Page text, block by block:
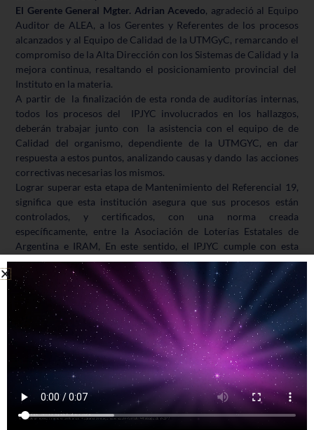
El Gerente General Mgter. Adrian Acevedo, agradeció al Equipo
Auditor de ALEA, a los Gerentes y Referentes de los procesos
alcanzados y al Equipo de Calidad de la UTMGyC, remarcando el
compromiso de la Alta Dirección con los Sistemas de Calidad y la
mejora continua, resaltando el posicionamiento provincial del
Instituto en la materia.
A partir de la finalización de esta ronda de auditorías internas,
todos los procesos del IPJYC involucrados en los hallazgos,
deberán trabajar junto con la asistencia con el equipo de de
Calidad del organismo, dependiente de la UTMGYC, en dar
respuesta a estos puntos, analizando causas y dando las acciones
correctivas necesarias los mismos.
Lograr superar esta etapa de Mantenimiento del Referencial 19,
significa que esta institución asegura que sus procesos están
controlados, y certificados, con una norma creada
específicamente, entre la Asociación de Loterías Estatales de
Argentina e IRAM, En este sentido, el IPJYC cumple con esta
norma desde el año 2022- año en que certificó por primera vez-,
mientras que en estos días, volvió a demostrar que su
organización es óptima al superar con éxito la auditoría interna
de calidad.
Asimismo, esta etapa de Mantenimiento del Referencial N° 19
ALEA-IRAM, preparará a toda la organización en las próximas
rondas de Auditorías Externas Integradas de IRAM que se
realzarán el mes de septiembre próximo y las que tendrán como
objetivo, la Recertificación de su Sistema Integrado de Gestión
(SIGC), el cual está compuesto por las Norma de Calidad ISO
9001:2015 (6 procesos) como del Referencial 19 Normativo N°
19.